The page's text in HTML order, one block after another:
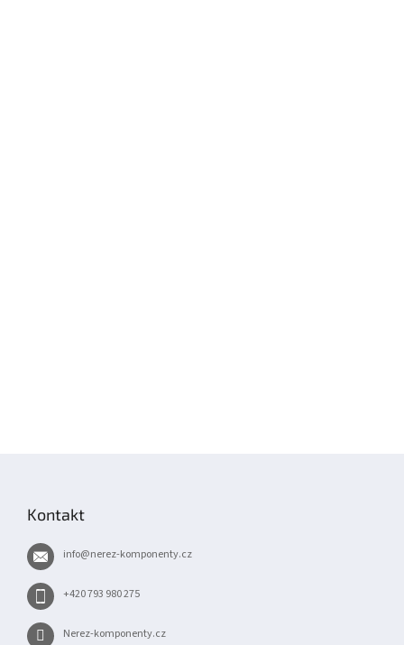
Kontakt
info@nerez-komponenty.cz
+420 793 980 275
Nerez-komponenty.cz